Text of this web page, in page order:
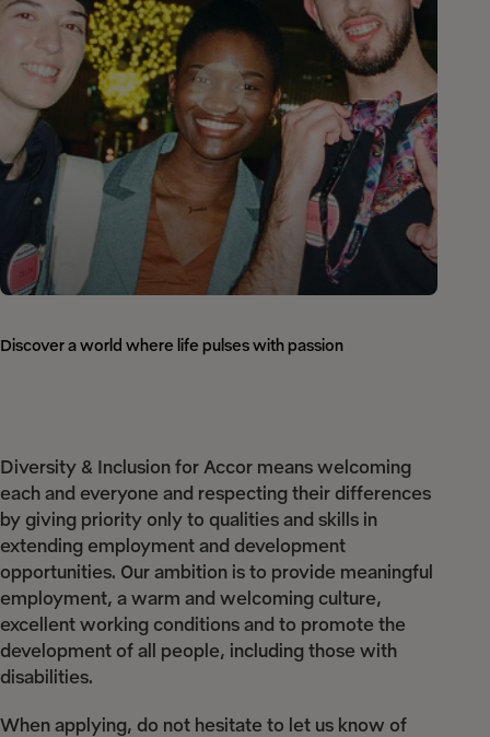
Discover a world where life pulses with passion
Diversity & Inclusion for Accor means welcoming
each and everyone and respecting their differences
by giving priority only to qualities and skills in
extending employment and development
opportunities. Our ambition is to provide meaningful
employment, a warm and welcoming culture,
excellent working conditions and to promote the
development of all people, including those with
disabilities.
When applying, do not hesitate to let us know of